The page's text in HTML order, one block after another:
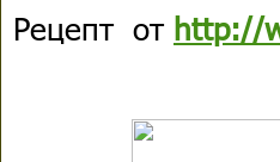
Рецепт от http://